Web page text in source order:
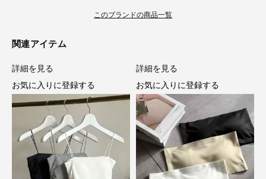
このブランドの商品一覧
関連アイテム
詳細を見る
お気に入りに登録する
詳細を見る
お気に入りに登録する